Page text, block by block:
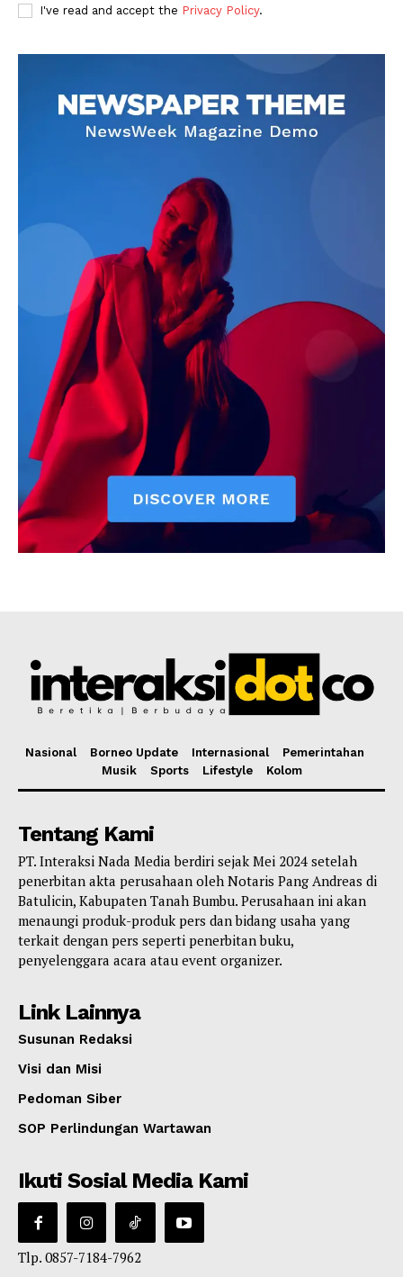
I've read and accept the Privacy Policy.
Nasional Borneo Update Internasional
Pemerintahan
Musik
Sports Lifestyle Kolom
Tentang Kami
PT. Interaksi Nada Media berdiri sejak Mei 2024 setelah
penerbitan akta perusahaan oleh Notaris Pang Andreas di
Batulicin, Kabupaten Tanah Bumbu. Perusahaan ini akan
menaungi produk-produk pers dan bidang usaha yang
terkait dengan pers seperti penerbitan buku,
penyelenggara acara atau event organizer.
Link Lainnya
Susunan Redaksi
Visi dan Misi
Pedoman Siber
SOP Perlindungan Wartawan
Ikuti Sosial Media Kami
Tlp. 0857-7184-7962